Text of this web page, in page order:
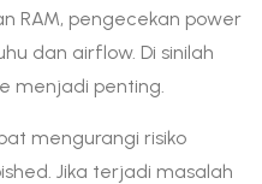
RAM, pengecekan power
dan airflow. Di sinilah
menjadi penting.
mengurangi risiko
Jika terjadi masalah